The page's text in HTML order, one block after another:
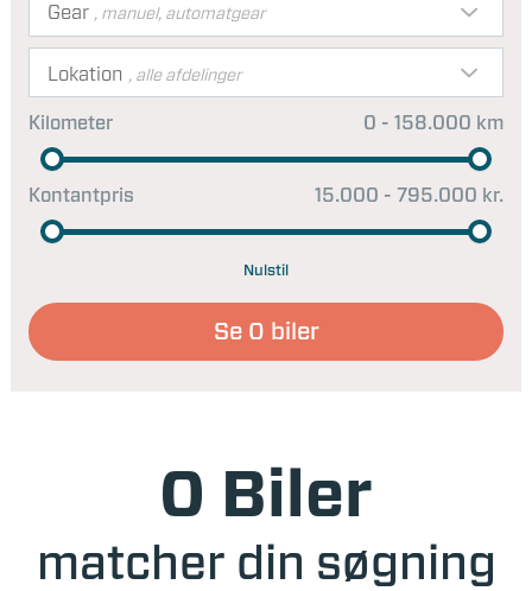
Kontantpris 15.000 - 795.000 kr.
Kilometer 0 - 158.000 km
Gear , manuel, automatgear
Lokation , alle afdelinger
Nulstil
Se 0 biler
0 Biler
matcher din søgning